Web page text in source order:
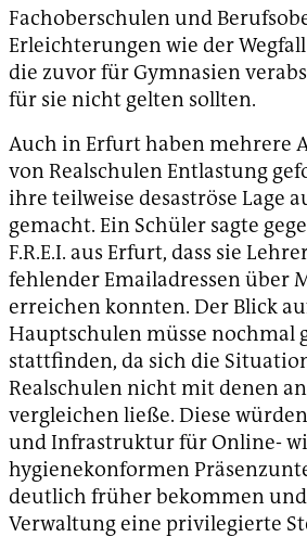
Fachoberschulen und
Erleichterungen wie der
die zuvor für Gymnasien
für sie nicht gelten sollten.
Auch in Erfurt haben mehrere
von Realschulen Entlastung
ihre teilweise desaströse Lage
gemacht. Ein Schüler sagte
F.R.E.I. aus Erfurt, dass sie
fehlender Emailadressen über
erreichen konnten. Der Blick
Hauptschulen müsse nochmal
stattfinden, da sich die
Realschulen nicht mit denen
vergleichen ließe. Diese
und Infrastruktur für Online-
hygienekonformen
deutlich früher bekommen
Verwaltung eine privilegierte